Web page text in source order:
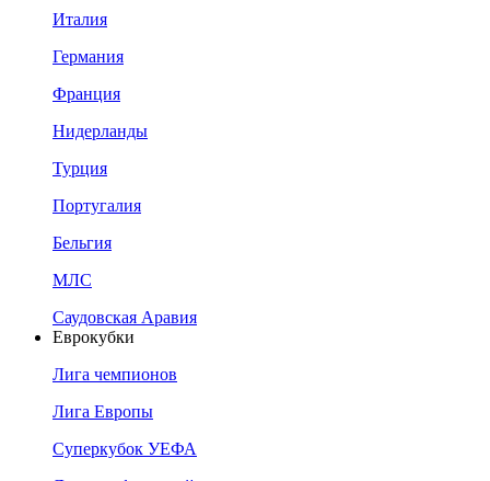
Италия
Германия
Франция
Нидерланды
Турция
Португалия
Бельгия
МЛС
Саудовская Аравия
Еврокубки
Лига чемпионов
Лига Европы
Суперкубок УЕФА